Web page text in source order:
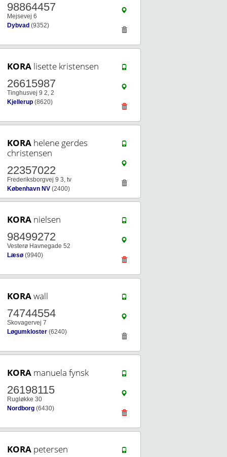
98864457
Mejsevej 6
Dybvad (9352)
KORA lisette kristensen
26615987
Tinghusvej 9 2, 2
Kjellerup (8620)
KORA helene gerdes
christensen
22357022
Frederiksborgvej 9 3, tv
København NV (2400)
KORA nielsen
98499272
Vesterø Havnegade 52
Læsø (9940)
KORAwall
74744554
Skovagervej 7
Løgumkloster (6240)
KORA manuela fynsk
26198115
Rugløkke 30
Nordborg (6430)
KORA petersen